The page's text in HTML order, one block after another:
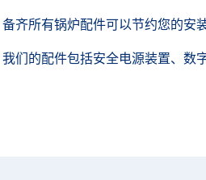
备齐所有锅炉配件可以节约您的安
我们的配件包括安全电源装置、数